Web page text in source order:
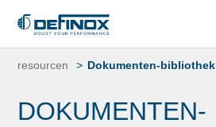
Zum
unsereDokumentenbibliothek
resourcen Dokumenten-bibliothek
DOKUMENTEN-